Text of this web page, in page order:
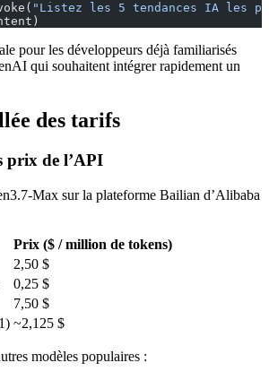
"Listez les 5 tendances IA les
pour les développeurs déjà familiarisés
qui souhaitent intégrer rapidement un
des tarifs
prix de l’API
Max sur la plateforme Bailian d’Alibaba
Prix ($ / million de tokens)
2,50 $
0,25 $
7,50 $
~2,125 $
modèles populaires :